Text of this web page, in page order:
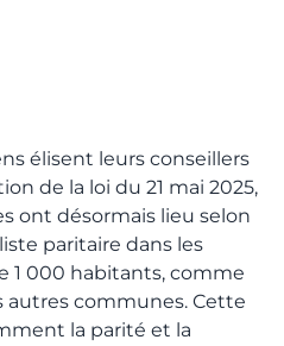
élisent leurs conseillers
de la loi du 21 mai 2025,
ont désormais lieu selon
paritaire dans les
1 000 habitants, comme
autres communes. Cette
la parité et la